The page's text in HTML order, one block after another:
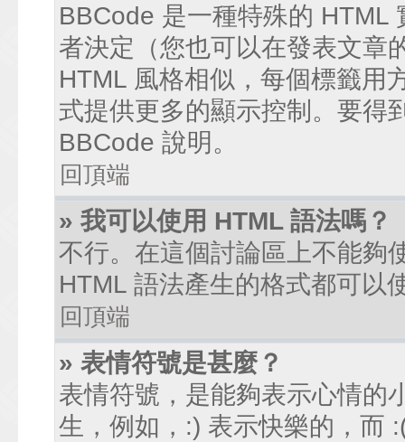
BBCode 是一種特殊的 HTML
者決定（您也可以在發表文章
HTML 風格相似，每個標籤用
式提供更多的顯示控制。要得
BBCode 說明。
回頂端
» 我可以使用 HTML 語法嗎？
不行。在這個討論區上不能夠
HTML 語法產生的格式都可以
回頂端
» 表情符號是甚麼？
表情符號，是能夠表示心情的
生，例如，:) 表示快樂的，而